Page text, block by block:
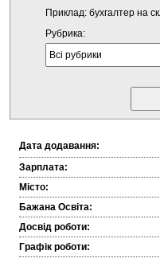
Приклад: бухгалтер на
Рубрика:
Дата додавання:
Зарплата:
Місто:
Бажана Освіта:
Досвід роботи:
Графік роботи: